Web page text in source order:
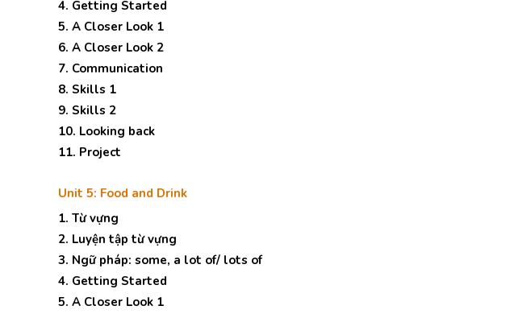
4. Getting Started
5. A Closer Look 1
6. A Closer Look 2
7. Communication
8. Skills 1
9. Skills 2
10. Looking back
11. Project
Unit 5: Food and Drink
1. Từ vựng
2. Luyện tập từ vựng
3. Ngữ pháp: some, a lot of/ lots of
4. Getting Started
5. A Closer Look 1